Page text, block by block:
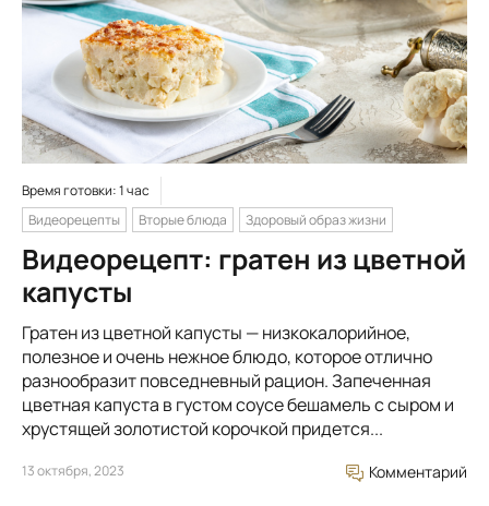
Время готовки: 1 час
Видеорецепты
Вторые блюда Здоровый образ жизни
Видеорецепт: гратен из цветной
капусты
Гратен из цветной капусты — низкокалорийное,
полезное и очень нежное блюдо, которое отлично
разнообразит повседневный рацион. Запеченная
цветная капуста в густом соусе бешамель с сыром и
хрустящей золотистой корочкой придется...
13 октября, 2023 Комментарий